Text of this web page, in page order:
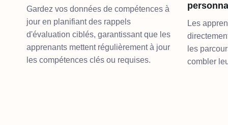
Gardez vos données de compétences à
jour en planifiant des rappels
d'évaluation ciblés, garantissant que les
apprenants mettent régulièrement à jour
les compétences clés ou requises.
Les
les
combler